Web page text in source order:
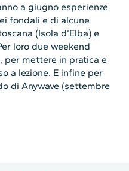
a giugno esperienze
fondali e di alcune
(Isola d’Elba) e
loro due weekend
per mettere in pratica e
a lezione. E infine per
di Anywave (settembre